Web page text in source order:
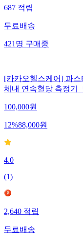
687적립
무료배송
421명구매중
[카카오헬스케어] 파스
체내 연속혈당 측정기
100,000원
12%88,000원
4.0
(1)
2,640적립